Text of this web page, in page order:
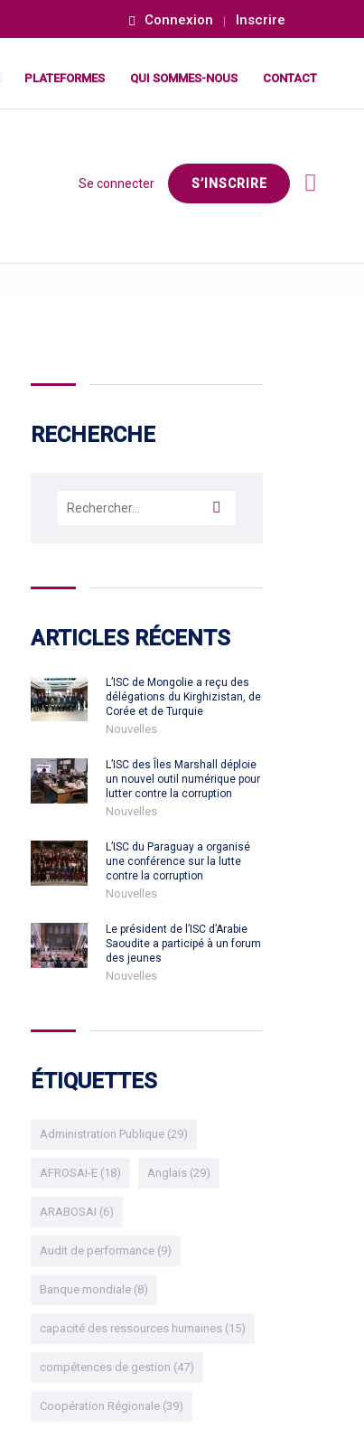
Connexion Inscrire
PLATEFORMES QUI SOMMES-NOUS CONTACT
Se connecter S’INSCRIRE
RECHERCHE
Rechercher :
ARTICLES RÉCENTS
L’ISC de Mongolie a reçu des
délégations du Kirghizistan, de
Corée et de Turquie
Nouvelles
L’ISC des Îles Marshall déploie
un nouvel outil numérique pour
lutter contre la corruption
Nouvelles
L’ISC du Paraguay a organisé
une conférence sur la lutte
contre la corruption
Nouvelles
Le président de l’ISC d’Arabie
Saoudite a participé à un forum
des jeunes
Nouvelles
ÉTIQUETTES
Administration Publique(29)
AFROSAI-E(18) Anglais(29)
ARABOSAI (6)
Audit de performance(9)
Banque mondiale(8)
capacité des ressources humaines(15)
compétences de gestion (47)
Coopération Régionale(39)